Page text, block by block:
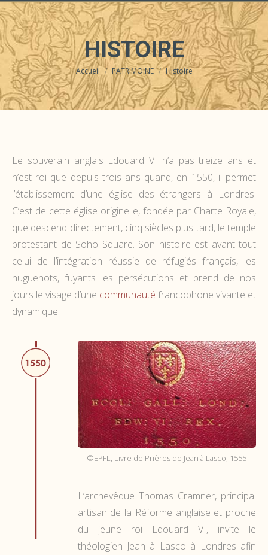
HISTOIRE
Vous êtes ici :
Accueil PATRIMOINE Histoire
Le souverain anglais Edouard VI n’a pas treize ans et
n’est roi que depuis trois ans quand, en 1550, il permet
l’établissement d’une église des étrangers à Londres.
C’est de cette église originelle, fondée par Charte Royale,
que descend directement, cinq siècles plus tard, le temple
protestant de Soho Square. Son histoire est avant tout
celui de l’intégration réussie de réfugiés français, les
huguenots, fuyants les persécutions et prend de nos
jours le visage d’une communauté francophone vivante et
dynamique.
©EPFL, Livre de Prières de Jean à Lasco, 1555
L’archevêque Thomas Cramner, principal
artisan de la Réforme anglaise et proche
du jeune roi Edouard VI, invite le
théologien Jean à Lasco à Londres afin